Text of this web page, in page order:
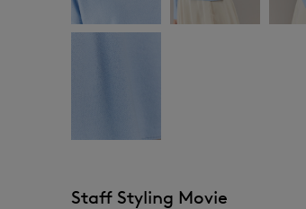
Staff Styling Movie